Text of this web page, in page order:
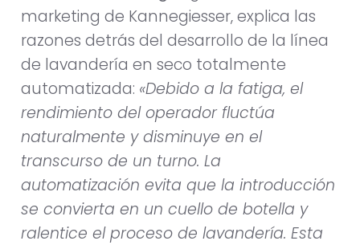
marketing de Kannegiesser, explica las
razones detrás del desarrollo de la línea
de lavandería en seco totalmente
automatizada: «Debido a la fatiga, el
rendimiento del operador fluctúa
naturalmente y disminuye en el
transcurso de un turno. La
automatización evita que la introducción
se convierta en un cuello de botella y
ralentice el proceso de lavandería. Esta